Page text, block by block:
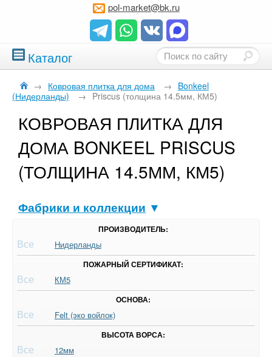
pol-market@bk.ru
Каталог
→ Ковровая плитка для дома → Bonkeel
(Нидерланды)
→ Priscus (толщина 14.5мм, КМ5)
КОВРОВАЯ ПЛИТКА ДЛЯ
ДОМА BONKEEL PRISCUS
(ТОЛЩИНА 14.5ММ, КМ5)
Фабрики и коллекции ▼
ПРОИЗВОДИТЕЛЬ:
Все Нидерланды
ПОЖАРНЫЙ СЕРТИФИКАТ:
Все КМ5
ОСНОВА:
Все Felt (эко войлок)
ВЫСОТА ВОРСА:
Все 12мм